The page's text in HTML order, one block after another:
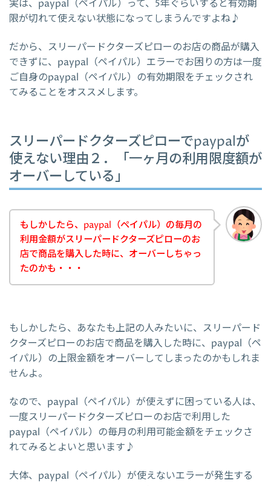
実は、paypal（ペイパル）って、5年ぐらいすると有効期
限が切れて使えない状態になってしまうんですよね♪
だから、スリーパードクターズピローのお店の商品が購入
できずに、paypal（ペイパル）エラーでお困りの方は一度
ご自身のpaypal（ペイパル）の有効期限をチェックされ
てみることをオススメします。
スリーパードクターズピローでpaypalが
使えない理由２．「一ヶ月の利用限度額が
オーバーしている」
もしかしたら、paypal（ペイパル）の毎月の
利用金額がスリーパードクターズピローのお
店で商品を購入した時に、オーバーしちゃっ
たのかも・・・
もしかしたら、あなたも上記の人みたいに、スリーパード
クターズピローのお店で商品を購入した時に、paypal（ペ
イパル）の上限金額をオーバーしてしまったのかもしれま
せんよ。
なので、paypal（ペイパル）が使えずに困っている人は、
一度スリーパードクターズピローのお店で利用した
paypal（ペイパル）の毎月の利用可能金額をチェックさ
れてみるとよいと思います♪
大体、paypal（ペイパル）が使えないエラーが発生する